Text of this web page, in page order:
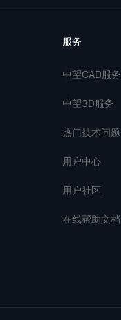
服务
中望CAD服务
中望3D服务
热门技术问题
用户中心
用户社区
在线帮助文档